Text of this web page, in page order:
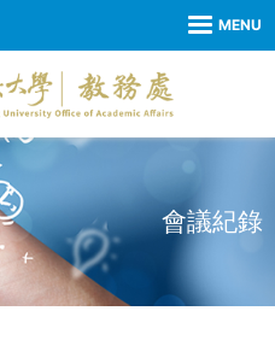
會議紀錄